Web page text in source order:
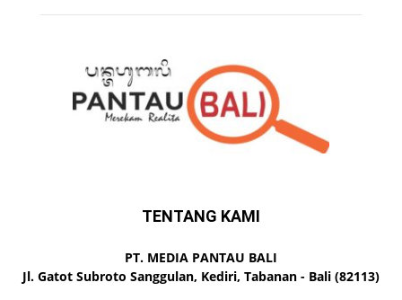
TENTANG KAMI
PT. MEDIA PANTAU BALI
Jl. Gatot Subroto Sanggulan, Kediri, Tabanan - Bali (82113)